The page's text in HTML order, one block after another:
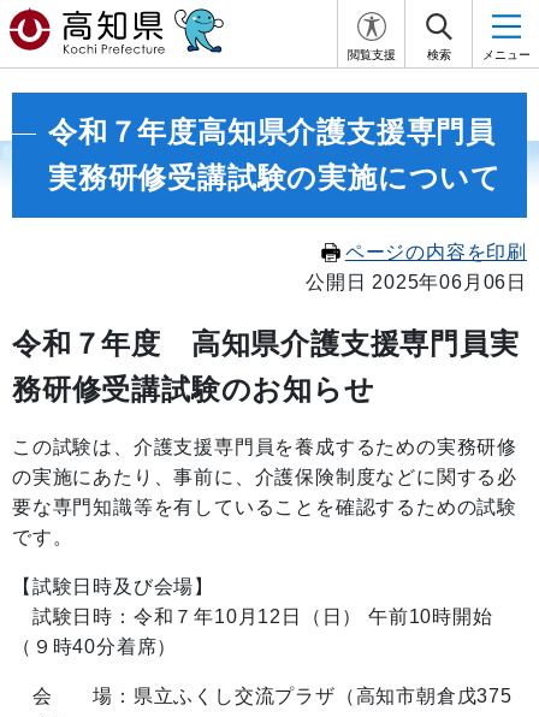
閲覧支援 検索 メニュー
令和７年度高知県介護支援専門員
実務研修受講試験の実施について
ページの内容を印刷
公開日 2025年06月06日
令和７年度 高知県介護支援専門員実
務研修受講試験のお知らせ
この試験は、介護支援専門員を養成するための実務研修
の実施にあたり、事前に、介護保険制度などに関する必
要な専門知識等を有していることを確認するための試験
です。
【試験日時及び会場】
試験日時：令和７年10月12日（日） 午前10時開始
（９時40分着席）
会 場：県立ふくし交流プラザ（高知市朝倉戊375